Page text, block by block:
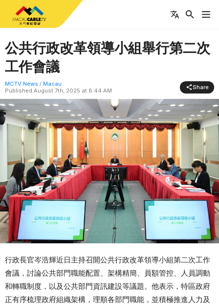
公共行政改革領導小組舉行第二次
工作會議
MCTV News / Macau
Published August 7th, 2025 at 8:44 AM Share
行政長官岑浩輝近日主持召開公共行政改革領導小組第二次工作
會議，討論公共部門職能配置、架構精簡、員額管控、人員調動
和轉職制度，以及公共部門資訊建設等議題。他表示，特區政府
正有序梳理政府組織架構，理順各部門職能，並積極推進人力及